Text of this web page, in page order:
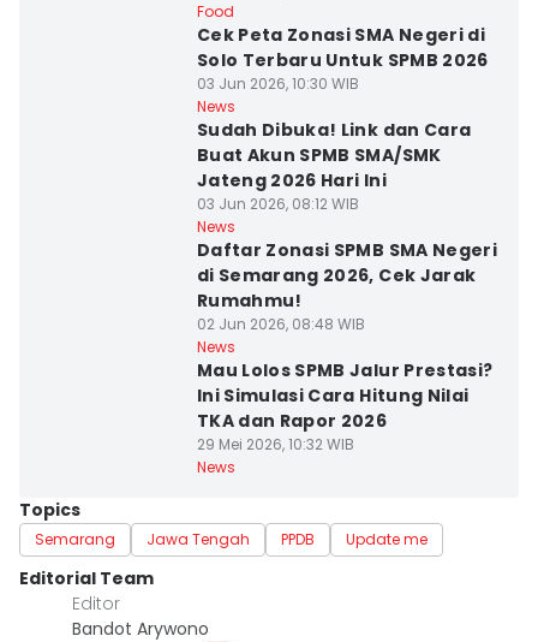
Food
Cek Peta Zonasi SMA Negeri di
Solo Terbaru Untuk SPMB 2026
03 Jun 2026, 10:30 WIB
News
Sudah Dibuka! Link dan Cara
Buat Akun SPMB SMA/SMK
Jateng 2026 Hari Ini
03 Jun 2026, 08:12 WIB
News
Daftar Zonasi SPMB SMA Negeri
di Semarang 2026, Cek Jarak
Rumahmu!
02 Jun 2026, 08:48 WIB
News
Mau Lolos SPMB Jalur Prestasi?
Ini Simulasi Cara Hitung Nilai
TKA dan Rapor 2026
29 Mei 2026, 10:32 WIB
News
Topics
Semarang Jawa Tengah PPDB Update me
Editorial Team
Editor
Bandot Arywono